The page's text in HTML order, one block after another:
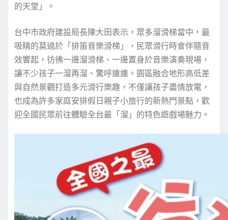
的天堂」。
台中市政府建設局長陳大田表示，眾多溜滑梯當中，最
吸睛的莫過於「排笛音樂滑梯」，民眾滑行時會伴隨音
效響起，彷彿一邊溜滑梯、一邊置身於音樂演奏現場，
讓不少孩子一溜再溜、驚呼連連。園區融合地形高低差
與自然景觀打造多元滑行樂趣，不僅讓孩子盡情放電，
也成為許多家庭安排假日親子小旅行的新熱門景點，歡
迎全國民眾前往體驗全台最「溜」的特色遊戲場魅力。